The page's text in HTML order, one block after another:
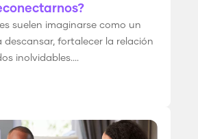
suelen imaginarse como un
descansar, fortalecer la relación
inolvidables....